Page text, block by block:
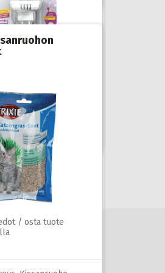
/ osta tuote
,Kissan stressi ja
/ osta tuote